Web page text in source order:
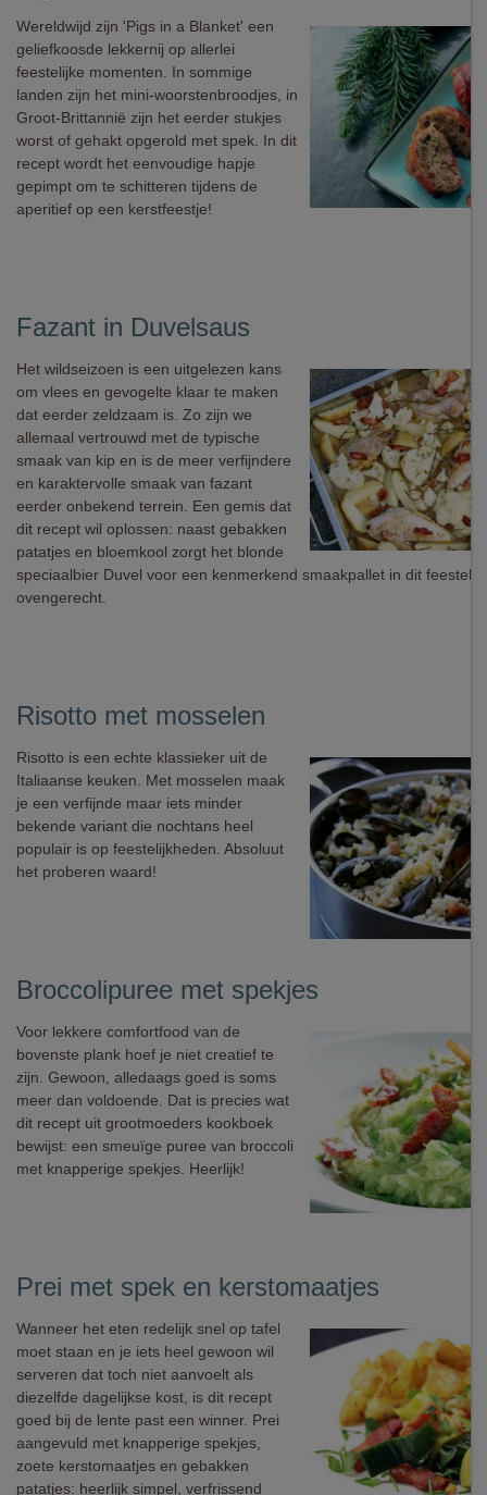
Wereldwijd zijn 'Pigs in a Blanket' een
geliefkoosde lekkernij op allerlei
feestelijke momenten. In sommige
landen zijn het mini-woorstenbroodjes, in
Groot-Brittannië zijn het eerder stukjes
worst of gehakt opgerold met spek. In dit
recept wordt het eenvoudige hapje
gepimpt om te schitteren tijdens de
aperitief op een kerstfeestje!
Fazant in Duvelsaus
Het wildseizoen is een uitgelezen kans
om vlees en gevogelte klaar te maken
dat eerder zeldzaam is. Zo zijn we
allemaal vertrouwd met de typische
smaak van kip en is de meer verfijndere
en karaktervolle smaak van fazant
eerder onbekend terrein. Een gemis dat
dit recept wil oplossen: naast gebakken
patatjes en bloemkool zorgt het blonde
speciaalbier Duvel voor een kenmerkend smaakpallet in dit
ovengerecht.
Risotto met mosselen
Risotto is een echte klassieker uit de
Italiaanse keuken. Met mosselen maak
je een verfijnde maar iets minder
bekende variant die nochtans heel
populair is op feestelijkheden. Absoluut
het proberen waard!
Broccolipuree met spekjes
Voor lekkere comfortfood van de
bovenste plank hoef je niet creatief te
zijn. Gewoon, alledaags goed is soms
meer dan voldoende. Dat is precies wat
dit recept uit grootmoeders kookboek
bewijst: een smeuïge puree van broccoli
met knapperige spekjes. Heerlijk!
Prei met spek en kerstomaatjes
Wanneer het eten redelijk snel op tafel
moet staan en je iets heel gewoon wil
serveren dat toch niet aanvoelt als
diezelfde dagelijkse kost, is dit recept
goed bij de lente past een winner. Prei
aangevuld met knapperige spekjes,
zoete kerstomaatjes en gebakken
patatjes: heerlijk simpel, verfrissend